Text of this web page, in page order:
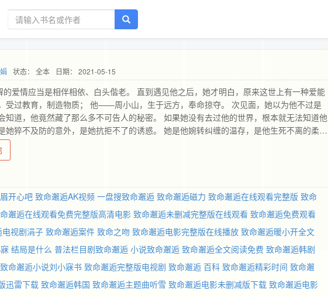
状态： 全本 日期： 2021-05-15
爱情应当是相伴相依、白头偕老。 直到遇见他之后，她才明白，原来这世上有一种爱能
过教育，制造物质； 他——周小山，生于远方，奉命掠夺。 次见面，她以为他不过是
知道，他竟然藏了那么多不可告人的秘密。 如果她没有去过他的世界，根本就无法知道他
她猝不及防的意外，是她抗拒不了的诱惑。 她是他婉转纠缠的温存，是他生死不离的柔
角、你死我活，却终究逃不过一个情字。 她终是明了他残酷的动机，却还是贪婪地占有。
救，说：“你死了怎么办？你死了，我怎么办？” 她见过他的伪装，习惯他的镇静，体会过
也经历过他的哭泣。可是，有些话语，她还没来得及说；有些感情，她还埋藏在心底。
开心吧 致命邂逅AK视频 一盘搜致命邂逅 致命邂逅磁力 致命邂逅在线观看完整版 致命
邂逅在线观看免费完整版高清电影 致命邂逅未删减完整版在线观看 致命邂逅免费观看
视剧涓子 致命邂逅案件 致命之吻 致命邂逅电影完整版在线播放 致命邂逅暖小开全文
结局是什么 普法栏目剧致命邂逅 小说致命邂逅 致命邂逅全文阅读免费 致命邂逅韩剧
致命邂逅小说刘小寐书 致命邂逅完整版电视剧 致命邂逅 百科 致命邂逅精彩时间 致命邂
迅雷下载 致命邂逅韩国 致命邂逅主题曲听雪 致命邂逅电影未删减版下载 致命邂逅电影